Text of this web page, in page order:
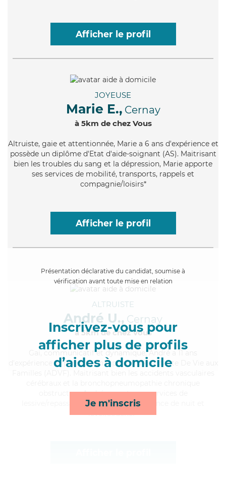
Afficher le profil
JOYEUSE
Marie E., Cernay
à 5km de chez Vous
Altruiste, gaie et attentionnée, Marie a 6 ans d'expérience et
possède un diplôme d'Etat d'aide-soignant (AS). Maitrisant
bien les troubles du sang et la dépression, Marie apporte
ses services de mobilité, transports, rappels et
compagnie/loisirs*
Afficher le profil
Présentation déclarative du candidat, soumise à
vérification avant toute mise en relation
Inscrivez-vous pour
afficher plus de profils
d’aides à domicile
Je m'inscris
ALTRUISTE
André U., Cernay
à 5km de chez Vous
, communicatif et dynamique, André a 11 ans
d'expérience et possède un diplôme d'Assistante De Vie aux
obstructive, André apporte ses services de
lessive/repassage, transports, surveillance de nuit et
lever/coucher*